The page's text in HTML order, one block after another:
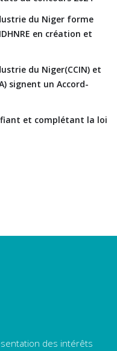
du Niger forme
en création et
du Niger(CCIN) et
signent un Accord-
et complétant la loi
des intérêts